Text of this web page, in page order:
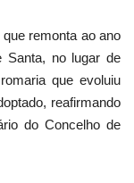
remonta ao ano
Santa, no lugar de
que evoluiu
reafirmando
do Concelho de